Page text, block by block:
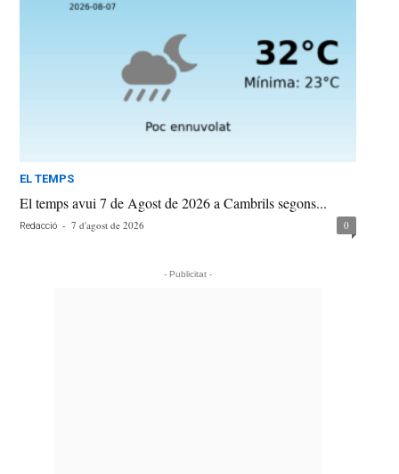
EL TEMPS
El temps avui 7 de Agost de 2026 a Cambrils segons...
Redacció - 7 d'agost de 2026 0
- Publicitat -